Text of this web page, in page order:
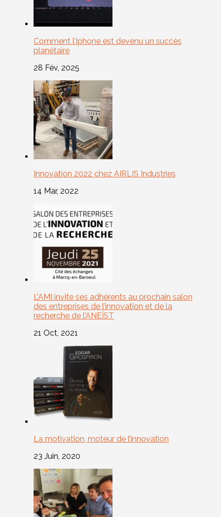
Comment l’Iphone est devenu un succès
planétaire
28 Fév, 2025
Innovation 2022 chez AIRLIS Industries
14 Mar, 2022
L’AMI invite ses adhérents au prochain salon
des entreprises de l’innovation et de la
recherche de l’ANEÏST
21 Oct, 2021
La motivation, moteur de l’innovation
23 Juin, 2020